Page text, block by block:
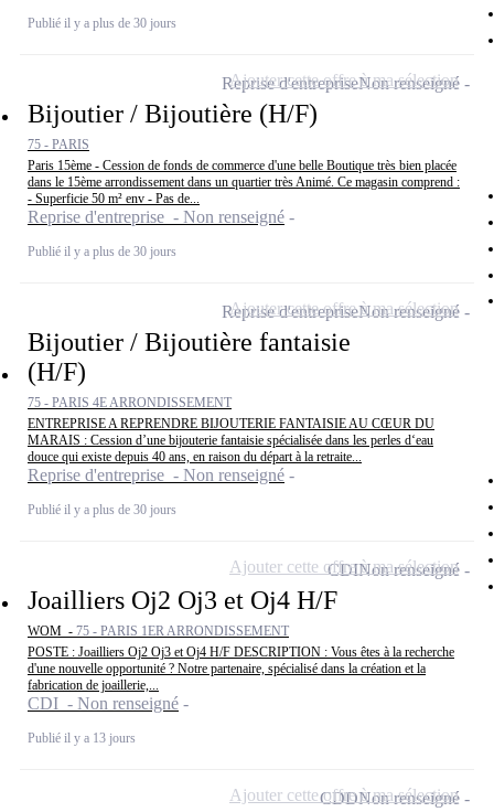
Publié il y a plus de 30 jours
Bijoutier / Bijoutière (H/F)
75 - PARIS
Paris 15ème - Cession de fonds de commerce d'une belle Boutique très bien placée
dans le 15ème arrondissement dans un quartier très Animé. Ce magasin comprend :
- Superficie 50 m² env - Pas de...
Reprise d'entreprise - Non renseigné
Publié il y a plus de 30 jours
Reprise d'entrepriseNon renseigné
Ajouter cette offre à ma sélection
Bijoutier / Bijoutière fantaisie
(H/F)
75 - PARIS 4E ARRONDISSEMENT
ENTREPRISE A REPRENDRE BIJOUTERIE FANTAISIE AU CŒUR DU
MARAIS : Cession d’une bijouterie fantaisie spécialisée dans les perles d‘eau
douce qui existe depuis 40 ans, en raison du départ à la retraite...
Reprise d'entreprise - Non renseigné
Publié il y a plus de 30 jours
Reprise d'entrepriseNon renseigné
Ajouter cette offre à ma sélection
Joailliers Oj2 Oj3 et Oj4 H/F
WOM - 75 - PARIS 1ER ARRONDISSEMENT
POSTE : Joailliers Oj2 Oj3 et Oj4 H/F DESCRIPTION : Vous êtes à la recherche
d'une nouvelle opportunité ? Notre partenaire, spécialisé dans la création et la
fabrication de joaillerie,...
CDI - Non renseigné
Publié il y a 13 jours
CDINon renseigné
Ajouter cette offre à ma sélection
CDDNon renseigné
Ajouter cette offre à ma sélection